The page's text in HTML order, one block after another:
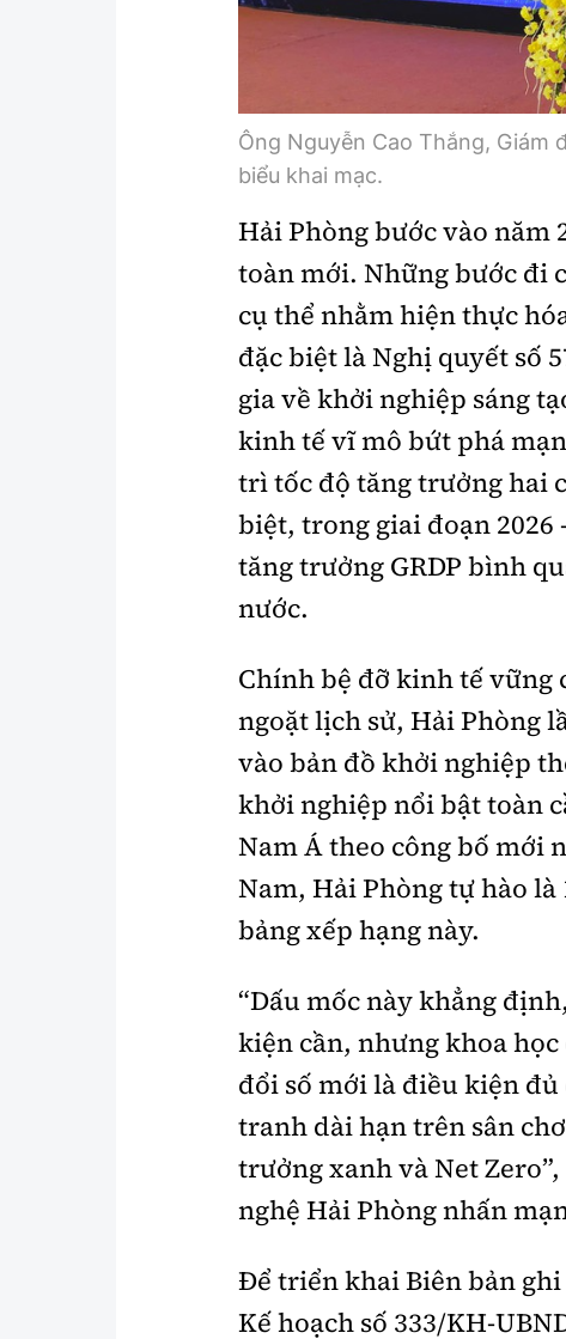
Ông Nguyễn Cao Thắng, Giám
biểu khai mạc.
Hải Phòng bước vào năm
toàn mới. Những bước đi
cụ thể nhằm hiện thực
đặc biệt là Nghị quyết số
gia về khởi nghiệp sáng
kinh tế vĩ mô bứt phá
trì tốc độ tăng trưởng hai
biệt, trong giai đoạn 2026
tăng trưởng GRDP bình
nước.
Chính bệ đỡ kinh tế vững
ngoặt lịch sử, Hải Phòng
vào bản đồ khởi nghiệp
khởi nghiệp nổi bật toàn
Nam Á theo công bố mới
Nam, Hải Phòng tự hào
bảng xếp hạng này.
“Dấu mốc này khẳng
kiện cần, nhưng khoa
đổi số mới là điều kiện
tranh dài hạn trên sân
trưởng xanh và Net
nghệ Hải Phòng nhấn
Để triển khai Biên bản
Kế hoạch số 333/KH-